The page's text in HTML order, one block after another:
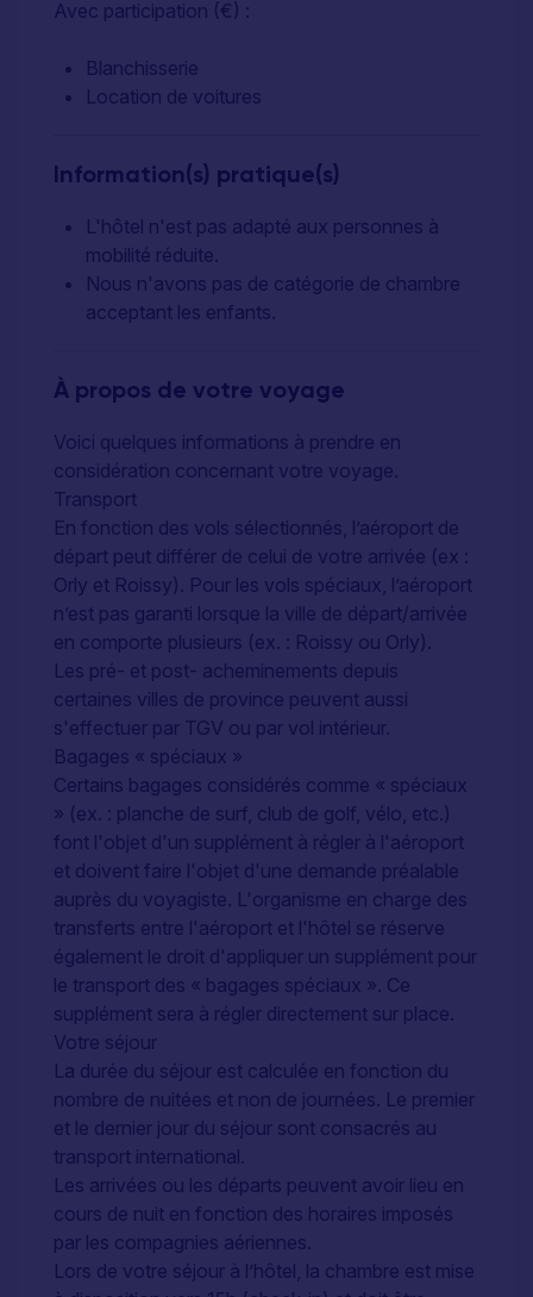
Avec participation (€) :
Blanchisserie
Location de voitures
Information(s) pratique(s)
L'hôtel n'est pas adapté aux personnes à
mobilité réduite.
Nous n'avons pas de catégorie de chambre
acceptant les enfants.
À propos de votre voyage
Voici quelques informations à prendre en
considération concernant votre voyage.
Transport
En fonction des vols sélectionnés, l’aéroport de
départ peut différer de celui de votre arrivée (ex :
Orly et Roissy). Pour les vols spéciaux, l’aéroport
n’est pas garanti lorsque la ville de départ/arrivée
en comporte plusieurs (ex. : Roissy ou Orly).
Les pré- et post- acheminements depuis
certaines villes de province peuvent aussi
s'effectuer par TGV ou par vol intérieur.
Bagages « spéciaux »
Certains bagages considérés comme « spéciaux
» (ex. : planche de surf, club de golf, vélo, etc.)
font l'objet d'un supplément à régler à l'aéroport
et doivent faire l'objet d'une demande préalable
auprès du voyagiste. L'organisme en charge des
transferts entre l'aéroport et l'hôtel se réserve
également le droit d'appliquer un supplément pour
le transport des « bagages spéciaux ». Ce
supplément sera à régler directement sur place.
Votre séjour
La durée du séjour est calculée en fonction du
nombre de nuitées et non de journées. Le premier
et le dernier jour du séjour sont consacrés au
transport international.
Les arrivées ou les départs peuvent avoir lieu en
cours de nuit en fonction des horaires imposés
par les compagnies aériennes.
Lors de votre séjour à l’hôtel, la chambre est mise